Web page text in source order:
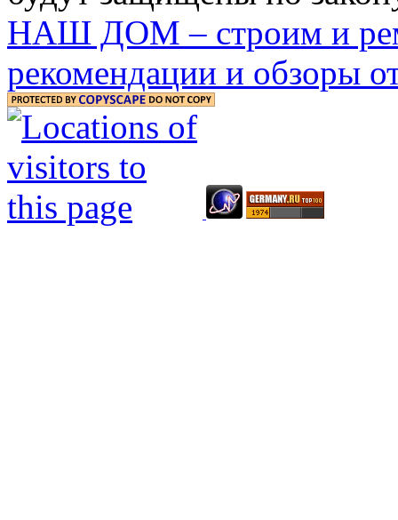
НАШ ДОМ – строим и
рекомендации и обзоры